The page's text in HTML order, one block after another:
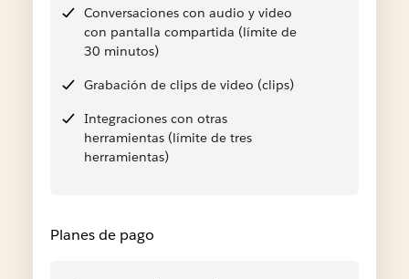
Conversaciones con audio y video
con pantalla compartida (límite de
30 minutos)
Grabación de clips de video (clips)
Integraciones con otras
herramientas (límite de tres
herramientas)
Planes de pago